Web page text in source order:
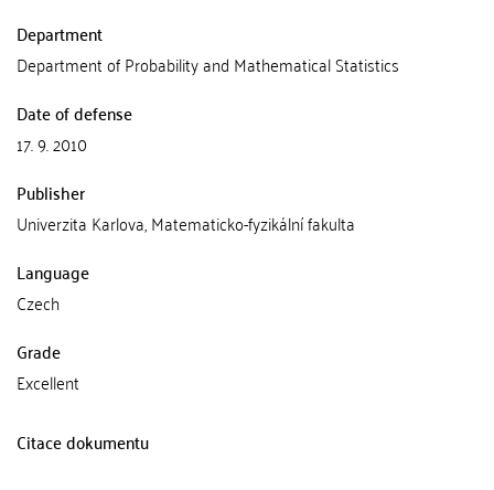
Department
Department of Probability and Mathematical Statistics
Date of defense
17. 9. 2010
Publisher
Univerzita Karlova, Matematicko-fyzikální fakulta
Language
Czech
Grade
Excellent
Citace dokumentu